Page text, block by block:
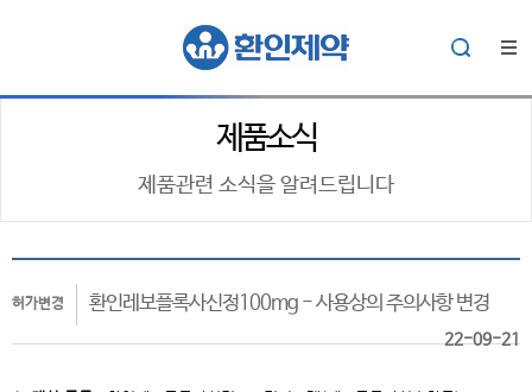
제품소식
제품관련 소식을 알려드립니다
허가변경 환인레보플록사신정100mg - 사용상의 주의사항 변경
22-09-21